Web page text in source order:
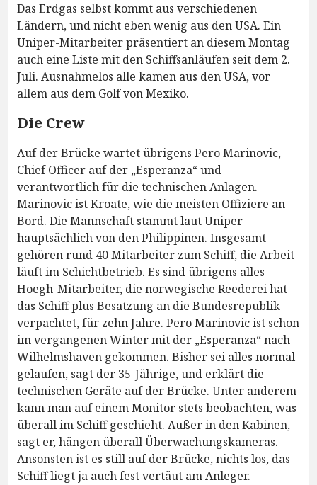
Das Erdgas selbst kommt aus verschiedenen
Ländern, und nicht eben wenig aus den USA. Ein
Uniper-Mitarbeiter präsentiert an diesem Montag
auch eine Liste mit den Schiffsanläufen seit dem 2.
Juli. Ausnahmelos alle kamen aus den USA, vor
allem aus dem Golf von Mexiko.
Die Crew
Auf der Brücke wartet übrigens Pero Marinovic,
Chief Officer auf der „Esperanza“ und
verantwortlich für die technischen Anlagen.
Marinovic ist Kroate, wie die meisten Offiziere an
Bord. Die Mannschaft stammt laut Uniper
hauptsächlich von den Philippinen. Insgesamt
gehören rund 40 Mitarbeiter zum Schiff, die Arbeit
läuft im Schichtbetrieb. Es sind übrigens alles
Hoegh-Mitarbeiter, die norwegische Reederei hat
das Schiff plus Besatzung an die Bundesrepublik
verpachtet, für zehn Jahre. Pero Marinovic ist schon
im vergangenen Winter mit der „Esperanza“ nach
Wilhelmshaven gekommen. Bisher sei alles normal
gelaufen, sagt der 35-Jährige, und erklärt die
technischen Geräte auf der Brücke. Unter anderem
kann man auf einem Monitor stets beobachten, was
überall im Schiff geschieht. Außer in den Kabinen,
sagt er, hängen überall Überwachungskameras.
Ansonsten ist es still auf der Brücke, nichts los, das
Schiff liegt ja auch fest vertäut am Anleger.